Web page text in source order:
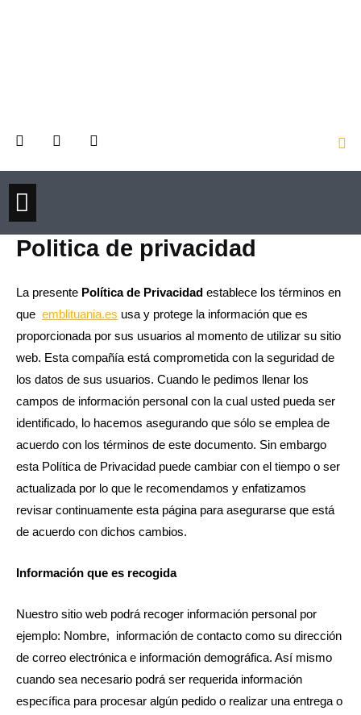
F
c
e
b
o
o
k
X
t
e
r
I
s
a
m
Politica de privacidad
La presente Política de Privacidad establece los términos en
que emblituania.es usa y protege la información que es
proporcionada por sus usuarios al momento de utilizar su sitio
web. Esta compañía está comprometida con la seguridad de
los datos de sus usuarios. Cuando le pedimos llenar los
campos de información personal con la cual usted pueda ser
identificado, lo hacemos asegurando que sólo se emplea de
acuerdo con los términos de este documento. Sin embargo
esta Política de Privacidad puede cambiar con el tiempo o ser
actualizada por lo que le recomendamos y enfatizamos
revisar continuamente esta página para asegurarse que está
de acuerdo con dichos cambios.
Información que es recogida
Nuestro sitio web podrá recoger información personal por
ejemplo: Nombre, información de contacto como su dirección
de correo electrónica e información demográfica. Así mismo
cuando sea necesario podrá ser requerida información
específica para procesar algún pedido o realizar una entrega o